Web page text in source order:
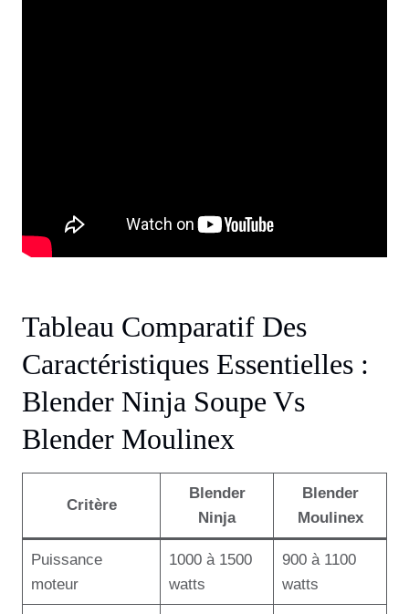
Tableau Comparatif Des
Caractéristiques Essentielles :
Blender Ninja Soupe Vs
Blender Moulinex
Critère
Blender
Ninja
Blender
Moulinex
Puissance
moteur
1000 à 1500
watts
900 à 1100
watts